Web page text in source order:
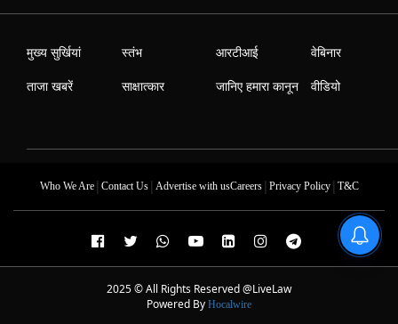
मुख्य सुर्खियां
ताजा खबरें
स्तंभ
साक्षात्कार
आरटीआई
जानिए हमारा कानून
वेबिनार
वीडियो
Who We Are| Contact Us| Advertise with usCareers| Privacy Policy| T&C
2025 © All Rights Reserved @LiveLaw
Powered By Hocalwire